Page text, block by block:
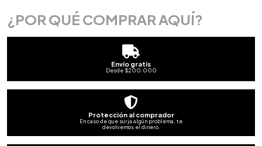
¿POR QUÉ COMPRAR AQUÍ?
Envío gratis
Desde $200.000
Protección al comprador
En caso de que surja algún problema, te
devolvemos el dinero.